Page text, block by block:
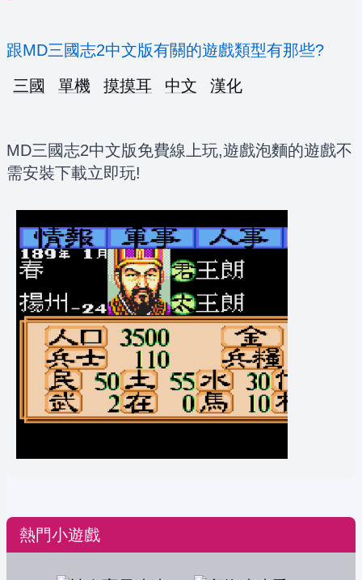
跟MD三國志2中文版有關的遊戲類型有那些?
三國
單機 摸摸耳 中文 漢化
MD三國志2中文版免費線上玩,遊戲泡麵的遊戲不
需安裝下載立即玩!
熱門小遊戲